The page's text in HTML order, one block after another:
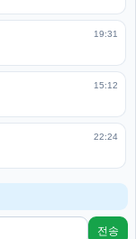
19:31
15:12
22:24
전송